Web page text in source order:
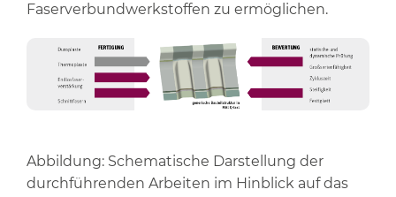
Faserverbundwerkstoffen zu ermöglichen.
Abbildung: Schematische Darstellung der
durchführenden Arbeiten im Hinblick auf das